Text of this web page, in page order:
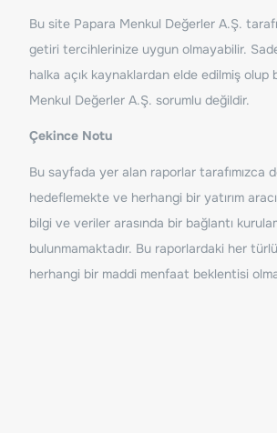
Bu site Papara Menkul Değerler A.Ş.
getiri tercihlerinize uygun olmayabilir.
halka açık kaynaklardan elde edilmiş
Menkul Değerler A.Ş. sorumlu değildir.
Çekince Notu
Bu sayfada yer alan raporlar tarafımızca
hedeflemekte ve herhangi bir yatırım
bilgi ve veriler arasında bir bağlantı
bulunmamaktadır. Bu raporlardaki her
herhangi bir maddi menfaat beklentisi